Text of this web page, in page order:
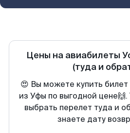
Цены на авиабилеты
(туда и
😍 Вы можете купить
из Уфы по выгодной
выбрать перелет туда и
знаете дату